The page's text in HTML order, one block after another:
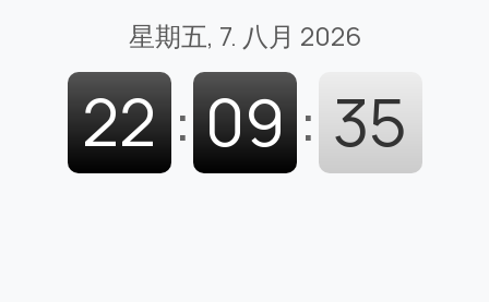
星期五, 7. 八月 2026
22 : 09 : 36